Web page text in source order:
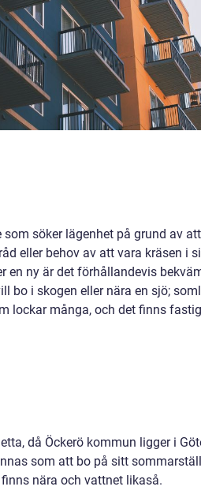
söker lägenhet på grund av
eller behov av att vara kräsen i
en ny är det förhållandevis
bo i skogen eller nära en sjö;
lockar många, och det finns
då Öckerö kommun ligger i
som att bo på sitt
nära och vattnet likaså.